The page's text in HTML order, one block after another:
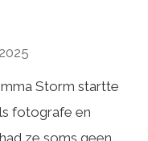
Storm startte
fotografe en
ze soms geen